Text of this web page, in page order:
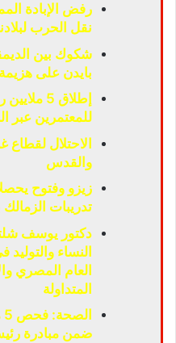
رفض الإبادة
نقل الحرب
شكوك بين
بايدن على
إطلاق 5
للمعتمرين عبر
الاحتلال لقطاع
والقدس
زيزو وفتوح
تدريبات
دكتور يوسف
النساء
العام المصري
المتداولة
ضمن مبادرة